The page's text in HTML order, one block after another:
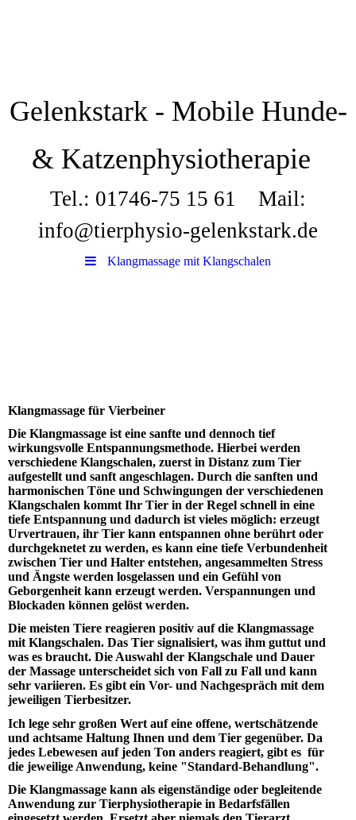
Gelenkstark - Mobile Hunde-
& Katzenphysiotherapie
Tel.: 01746-75 15 61 Mail:
info@tierphysio-gelenkstark.de
Klangmassage mit Klangschalen
Klangmassage für Vierbeiner
Die Klangmassage ist eine sanfte und dennoch tief
wirkungsvolle Entspannungsmethode. Hierbei werden
verschiedene Klangschalen, zuerst in Distanz zum Tier
aufgestellt und sanft angeschlagen. Durch die sanften und
harmonischen Töne und Schwingungen der verschiedenen
Klangschalen kommt Ihr Tier in der Regel schnell in eine
tiefe Entspannung und dadurch ist vieles möglich: erzeugt
Urvertrauen, ihr Tier kann entspannen ohne berührt oder
durchgeknetet zu werden, es kann eine tiefe Verbundenheit
zwischen Tier und Halter entstehen, angesammelten Stress
und Ängste werden losgelassen und ein Gefühl von
Geborgenheit kann erzeugt werden. Verspannungen und
Blockaden können gelöst werden.
Die meisten Tiere reagieren positiv auf die Klangmassage
mit Klangschalen. Das Tier signalisiert, was ihm guttut und
was es braucht. Die Auswahl der Klangschale und Dauer
der Massage unterscheidet sich von Fall zu Fall und kann
sehr variieren. Es gibt ein Vor- und Nachgespräch mit dem
jeweiligen Tierbesitzer.
Ich lege sehr großen Wert auf eine offene, wertschätzende
und achtsame Haltung Ihnen und dem Tier gegenüber. Da
jedes Lebewesen auf jeden Ton anders reagiert, gibt es für
die jeweilige Anwendung, keine "Standard-Behandlung".
Die Klangmassage kann als eigenständige oder begleitende
Anwendung zur Tierphysiotherapie in Bedarfsfällen